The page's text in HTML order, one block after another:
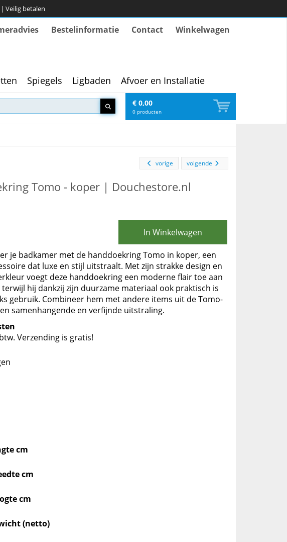
Veilig betalen
Bestelinformatie Contact Winkelwagen
Spiegels Ligbaden Afvoer en Installatie
€ 0,00
0 producten
volgende
vorige
Tomo - koper | Douchestore.nl
In Winkelwagen
je badkamer met de handdoekring Tomo in koper, een
dat luxe en stijl uitstraalt. Met zijn strakke design en
voegt deze handdoekring een moderne flair toe aan
hij dankzij zijn duurzame materiaal ook praktisch is
gebruik. Combineer hem met andere items uit de Tomo-
samenhangende en verfijnde uitstraling.
Verzending is gratis!
cm
cm
cm
(netto)